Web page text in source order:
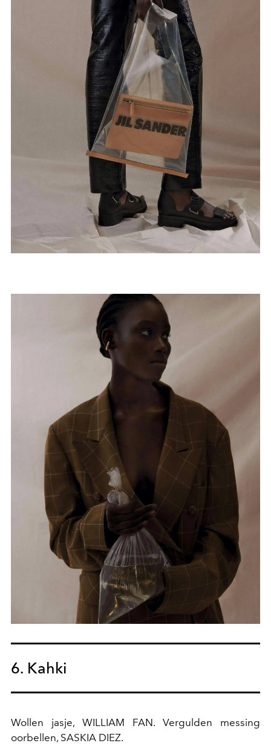
6. Kahki
Wollen jasje, WILLIAM FAN. Vergulden messing
oorbellen, SASKIA DIEZ.